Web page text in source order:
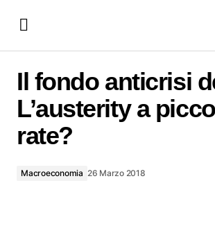
Il fondo anticrisi
L’austerity a
rate?
Macroeconomia 26 Marzo 2018